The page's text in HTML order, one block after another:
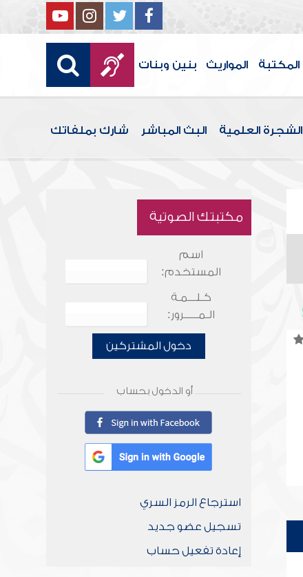
المكتبة المواريث بنين وبنات
الشجرة العلمية البث المباشر شارك بملفاتك
مكتبتك الصوتية
اسم
المستخدم:
كـلـــمـة
الـمـــــرور:
دخول المشتركين
أو الدخول بحساب
استرجاع الرمز السري
تسجيل عضو جديد
إعادة تفعيل حساب